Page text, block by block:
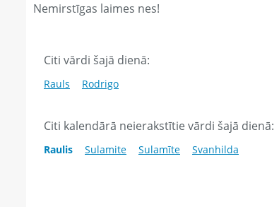
Nemirstīgas laimes nes!
Citi vārdi šajā dienā:
Rauls Rodrigo
Citi kalendārā neierakstītie vārdi šajā dienā:
Raulis Sulamite Sulamīte Svanhilda